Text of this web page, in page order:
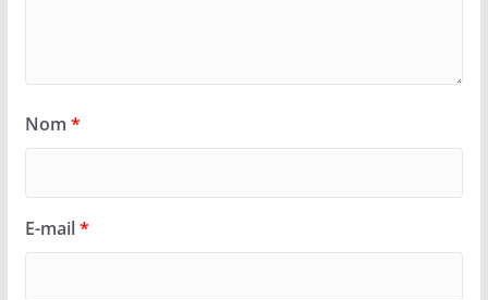
Nom *
E-mail*